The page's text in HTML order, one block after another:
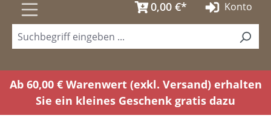
0,00 €* Konto
Ab 60,00 € Warenwert (exkl. Versand) erhalten
Sie ein kleines Geschenk gratis dazu